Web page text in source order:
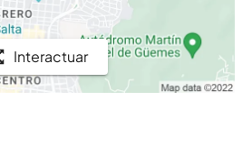
Interactuar